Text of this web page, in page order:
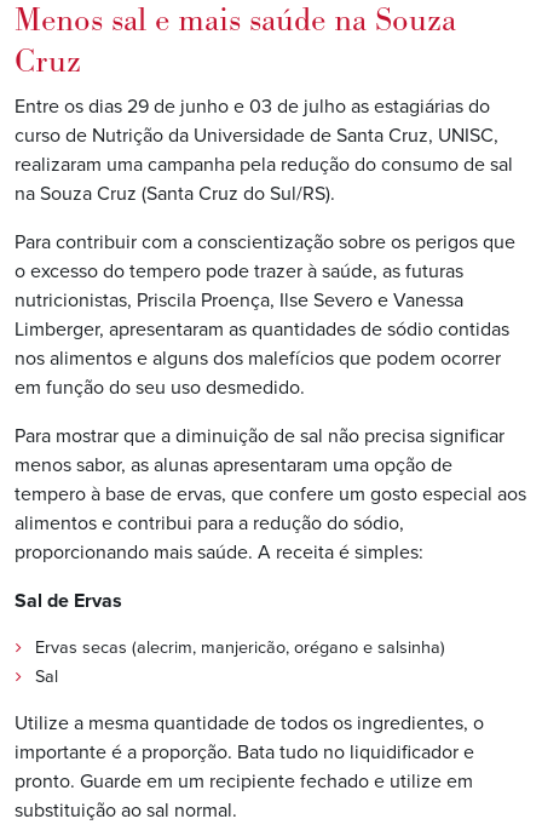
Menos sal e mais saúde na Souza
Cruz
Entre os dias 29 de junho e 03 de julho as estagiárias do
curso de Nutrição da Universidade de Santa Cruz, UNISC,
realizaram uma campanha pela redução do consumo de sal
na Souza Cruz (Santa Cruz do Sul/RS).
Para contribuir com a conscientização sobre os perigos que
o excesso do tempero pode trazer à saúde, as futuras
nutricionistas, Priscila Proença, Ilse Severo e Vanessa
Limberger, apresentaram as quantidades de sódio contidas
nos alimentos e alguns dos malefícios que podem ocorrer
em função do seu uso desmedido.
Para mostrar que a diminuição de sal não precisa significar
menos sabor, as alunas apresentaram uma opção de
tempero à base de ervas, que confere um gosto especial aos
alimentos e contribui para a redução do sódio,
proporcionando mais saúde. A receita é simples:
Sal de Ervas
Ervas secas (alecrim, manjericão, orégano e salsinha)
Sal
Utilize a mesma quantidade de todos os ingredientes, o
importante é a proporção. Bata tudo no liquidificador e
pronto. Guarde em um recipiente fechado e utilize em
substituição ao sal normal.